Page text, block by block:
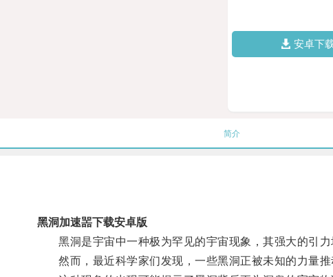
安卓下
简介
黑洞加速噐下载安卓版
黑洞是宇宙中一种极为罕见的宇宙现象，其强大的引力
然而，最近科学家们发现，一些黑洞正被未知的力量推